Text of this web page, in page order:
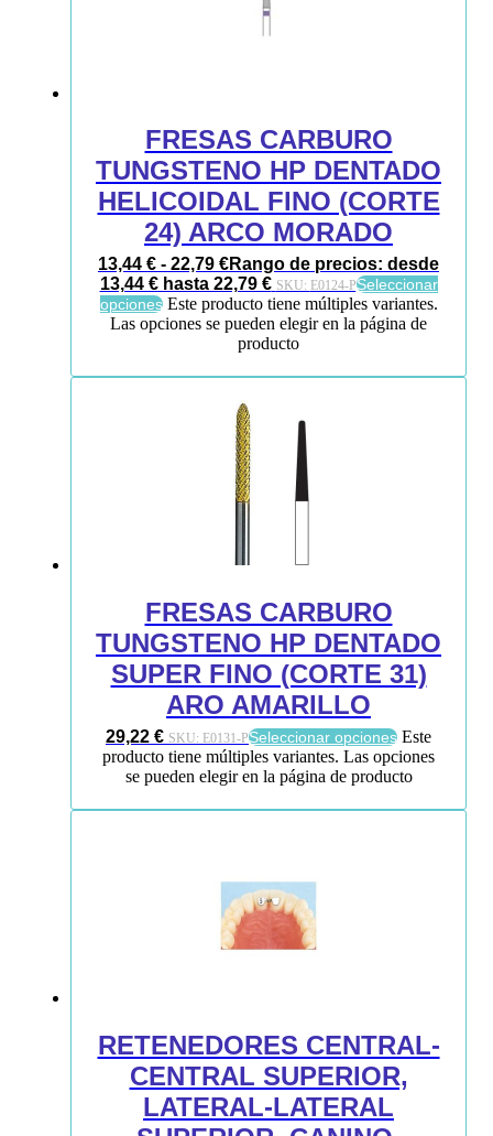
FRESAS CARBURO
TUNGSTENO HP DENTADO
HELICOIDAL FINO (CORTE
24) ARCO MORADO
13,44 € - 22,79 €Rango de precios: desde
13,44 € hasta 22,79 € SKU: E0124-PSeleccionar
opciones Este producto tiene múltiples variantes.
Las opciones se pueden elegir en la página de
producto
FRESAS CARBURO
TUNGSTENO HP DENTADO
SUPER FINO (CORTE 31)
ARO AMARILLO
29,22 € SKU: E0131-PSeleccionar opciones Este
producto tiene múltiples variantes. Las opciones
se pueden elegir en la página de producto
RETENEDORES CENTRAL-
CENTRAL SUPERIOR,
LATERAL-LATERAL